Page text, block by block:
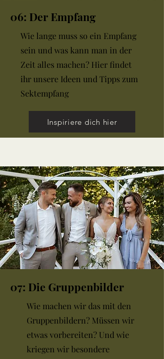
06: Der Empfang
Wie lange muss so ein Empfang
sein und was kann man in der
Zeit alles machen? Hier findet
ihr unsere Ideen und Tipps zum
Sektempfang
Inspiriere dich hier
07: Die Gruppenbilder
Wie machen wir das mit den
Gruppenbildern? Müssen wir
etwas vorbereiten? Und wie
kriegen wir besondere